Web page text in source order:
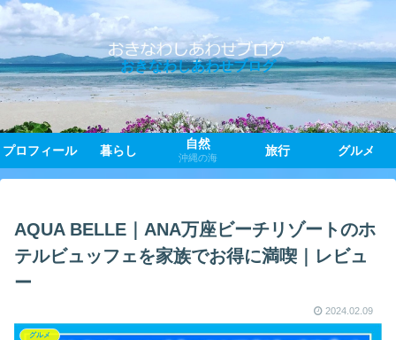
おきなわしあわせブログ
プロフィール 暮らし 自然
沖縄の海
旅行 グルメ
AQUA BELLE｜ANA万座ビーチリゾートのホ
テルビュッフェを家族でお得に満喫｜レビュ
ー
2024.02.09
グルメ